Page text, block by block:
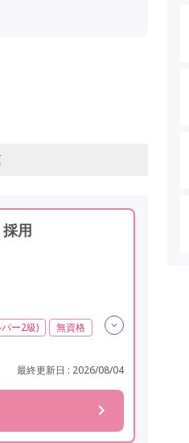
用
ー2級)
無資格
最終更新日 : 2026/08/04